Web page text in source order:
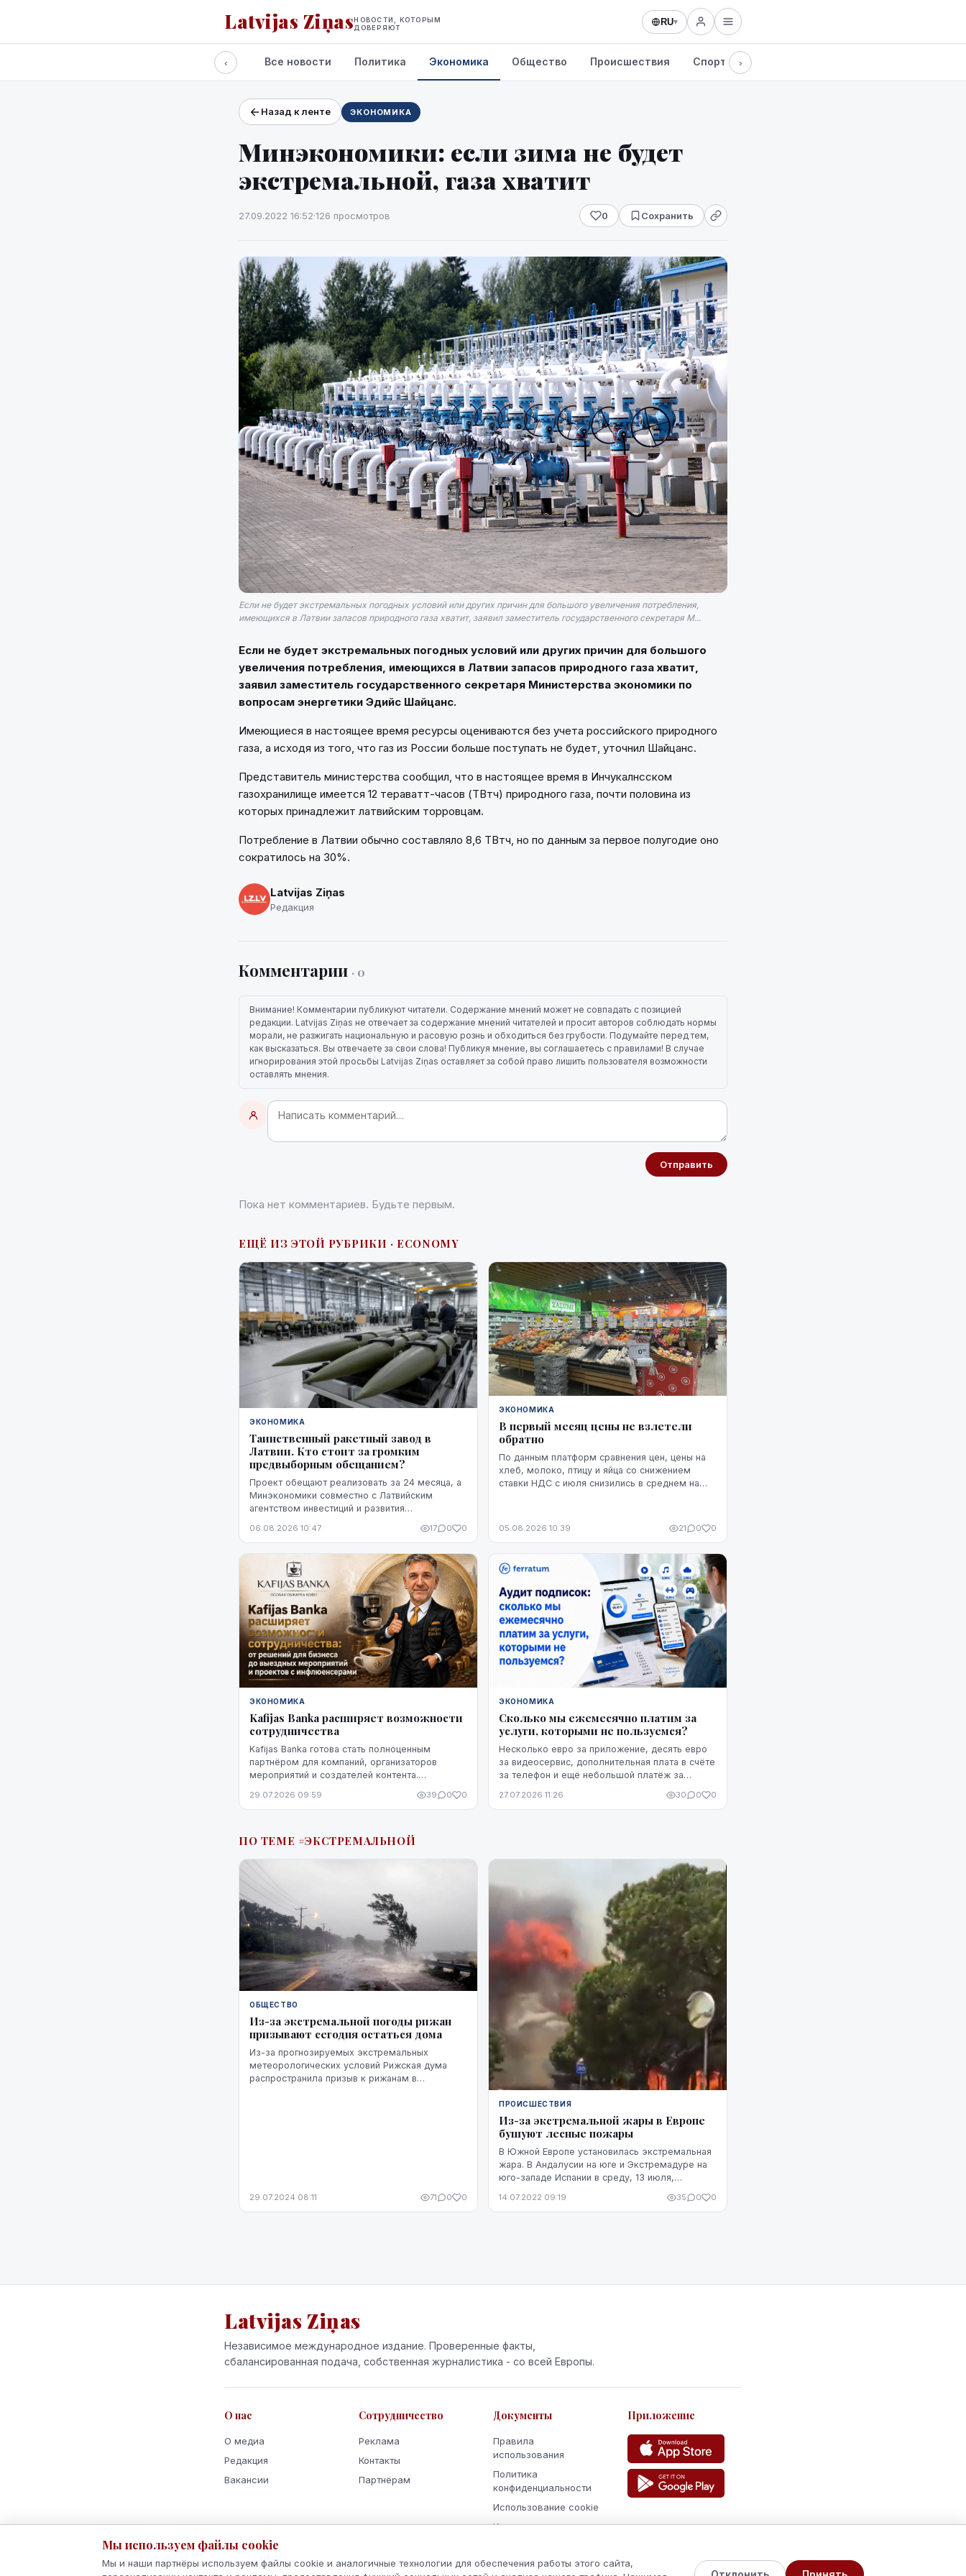
Latvijas ZiņasНОВОСТИ, КОТОРЫМ
ДОВЕРЯЮТ
RU▾
Проекты и сервисы
‹ Все новости Политика Экономика Общество Происшествия Спорт Здоровье
›
Назад к ленте ЭКОНОМИКА
Минэкономики: если зима не будет
экстремальной, газа хватит
27.09.2022 16:52·126 просмотров 0 Сохранить
Если не будет экстремальных погодных условий или других причин для большого увеличения потребления,
имеющихся в Латвии запасов природного газа хватит, заявил заместитель государственного секретаря М...
Если не будет экстремальных погодных условий или других причин для большого
увеличения потребления, имеющихся в Латвии запасов природного газа хватит,
заявил заместитель государственного секретаря Министерства экономики по
вопросам энергетики Эдийс Шайцанс.
Имеющиеся в настоящее время ресурсы оцениваются без учета российского природного
газа, а исходя из того, что газ из России больше поступать не будет, уточнил Шайцанс.
Представитель министерства сообщил, что в настоящее время в Инчукалнсском
газохранилище имеется 12 тераватт-часов (ТВтч) природного газа, почти половина из
которых принадлежит латвийским торровцам.
Потребление в Латвии обычно составляло 8,6 ТВтч, но по данным за первое полугодие оно
сократилось на 30%.
Latvijas Ziņas
Редакция
Комментарии · 0
Внимание! Комментарии публикуют читатели. Содержание мнений может не совпадать с позицией
редакции. Latvijas Ziņas не отвечает за содержание мнений читателей и просит авторов соблюдать нормы
морали, не разжигать национальную и расовую рознь и обходиться без грубости. Подумайте перед тем,
как высказаться. Вы отвечаете за свои слова! Публикуя мнение, вы соглашаетесь с правилами! В случае
игнорирования этой просьбы Latvijas Ziņas оставляет за собой право лишить пользователя возможности
оставлять мнения.
Отправить
Пока нет комментариев. Будьте первым.
ЕЩЁ ИЗ ЭТОЙ РУБРИКИ · ECONOMY
ЭКОНОМИКА
Таинственный ракетный завод в
Латвии. Кто стоит за громким
предвыборным обещанием?
Проект обещают реализовать за 24 месяца, а
Минэкономики совместно с Латвийским
агентством инвестиций и развития
"высокой стадии готовности". Однако публично
технологий, ни проектировщик завода.
Неизвестно также, какая часть необходимого
финансирования уже обеспечена и на чем
основан прогноз экспорта.
06.08.2026 10:47 17 0 0
ЭКОНОМИКА
В первый месяц цены не взлетели
обратно
По данным платформ сравнения цен, цены на
хлеб, молоко, птицу и яйца со снижением
ставки НДС с июля снизились в среднем на
мере, на данный момент - до начала августа.
05.08.2026 10:39 21 0 0
ЭКОНОМИКА
Kafijas Banka расширяет возможности
сотрудничества
Kafijas Banka готова стать полноценным
партнёром для компаний, организаторов
мероприятий и создателей контента.
поставкой кофе — компания предоставляет
29.07.2026 09:59 39 0 0
ЭКОНОМИКА
Сколько мы ежемесячно платим за
услуги, которыми не пользуемся?
Несколько евро за приложение, десять евро
за видеосервис, дополнительная плата в счёте
за телефон и ещё небольшой платёж за
расходов по отдельности может казаться не...
27.07.2026 11:26 30 0 0
ПО ТЕМЕ #ЭКСТРЕМАЛЬНОЙ
ОБЩЕСТВО
Из-за экстремальной погоды рижан
призывают сегодня остаться дома
Из-за прогнозируемых экстремальных
метеорологических условий Рижская дума
распространила призыв к рижанам в
29.07.2024 08:11 71 0 0
ПРОИСШЕСТВИЯ
Из-за экстремальной жары в Европе
бушуют лесные пожары
В Южной Европе установилась экстремальная
жара. В Андалусии на юге и Экстремадуре на
юго-западе Испании в среду, 13 июля,
Цельсия. В центральной части Португал...
14.07.2022 09:19 35 0 0
Latvijas Ziņas
Независимое международное издание. Проверенные факты,
сбалансированная подача, собственная журналистика - со всей Европы.
О нас
О медиа
Редакция
Вакансии
Сотрудничество
Реклама
Контакты
Партнёрам
Документы
Правила
использования
Политика
конфиденциальности
Использование cookie
Кодекс поведения и
Приложение
Мы используем файлы cookie
Мы и наши партнёры используем файлы cookie и аналогичные технологии для обеспечения работы этого сайта,